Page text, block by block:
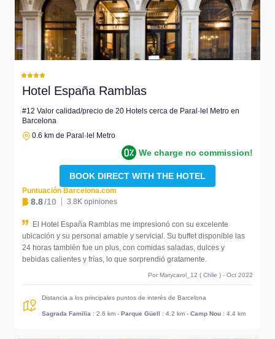
Hotel España Ramblas
#12 Valor calidad/precio de 20 Hotels cerca de Paral·lel Metro en
Barcelona
0.6 km de Paral·lel Metro
We charge no commission!
BOOK DIRECT WITH THE HOTEL
Puntuación Barcelona.com
8.8/10 3.8K opiniones
El Hotel España Ramblas me impresionó con su excelente
ubicación y su personal amable y servicial. Su buffet disponible las
24 horas también fue un plus, con comidas saladas, dulces y
bebidas calientes y frías, lo que sorprendió gratamente.
Por Marycarol_12 ( Chile ) - Oct 2022
Distancia a los principales puntos de interés de Barcelona
Sagrada Familia : 2.6 km - Parque Güell : 4.2 km - Camp Nou : 4.4 km